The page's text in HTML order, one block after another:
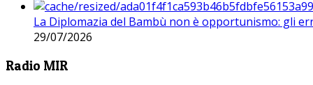
La Diplomazia del Bambù non è opportunismo: gli
29/07/2026
Radio MIR